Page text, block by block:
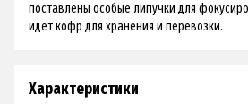
поставлены особые липучки для
идет кофр для хранения и перевозки.
Характеристики